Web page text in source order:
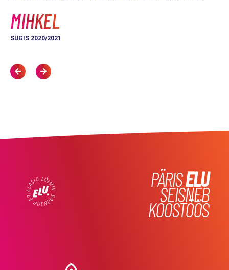
MIHKEL
SÜGIS 2020/2021
PÄRISELU
SEISNEB
KOOSTÖÖS